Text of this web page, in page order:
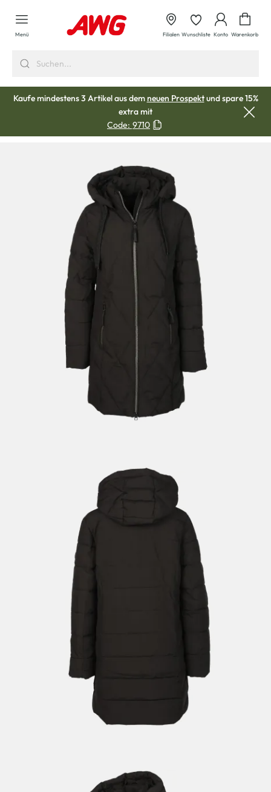
springen
Menü Filialen Wunschliste Konto Warenkorb
Kaufe mindestens 3 Artikel aus demneuen Prospektund spare 15%
extra mit
Code: 9710